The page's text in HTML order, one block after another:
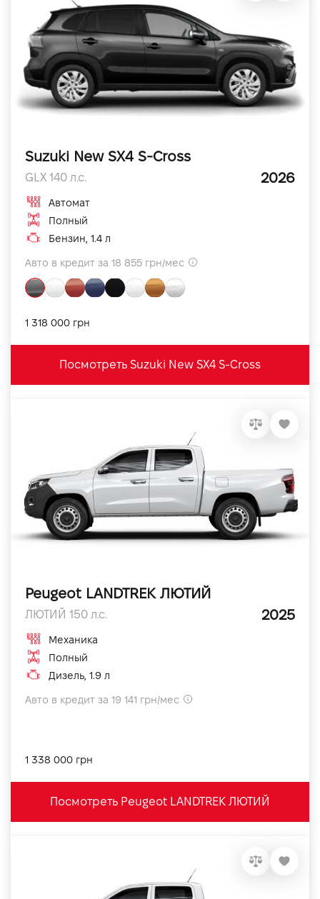
Suzuki New SX4 S-Cross
GLX 140 л.с. 2026
Автомат
Полный
Бензин, 1.4 л
Авто в кредит за 18 855 грн/мес
1 318 000 грн
Посмотреть Suzuki New SX4 S-Cross
Peugeot LANDTREK ЛЮТИЙ
ЛЮТИЙ 150 л.с. 2025
Механика
Полный
Дизель, 1.9 л
Авто в кредит за 19 141 грн/мес
1 338 000 грн
Посмотреть Peugeot LANDTREK ЛЮТИЙ